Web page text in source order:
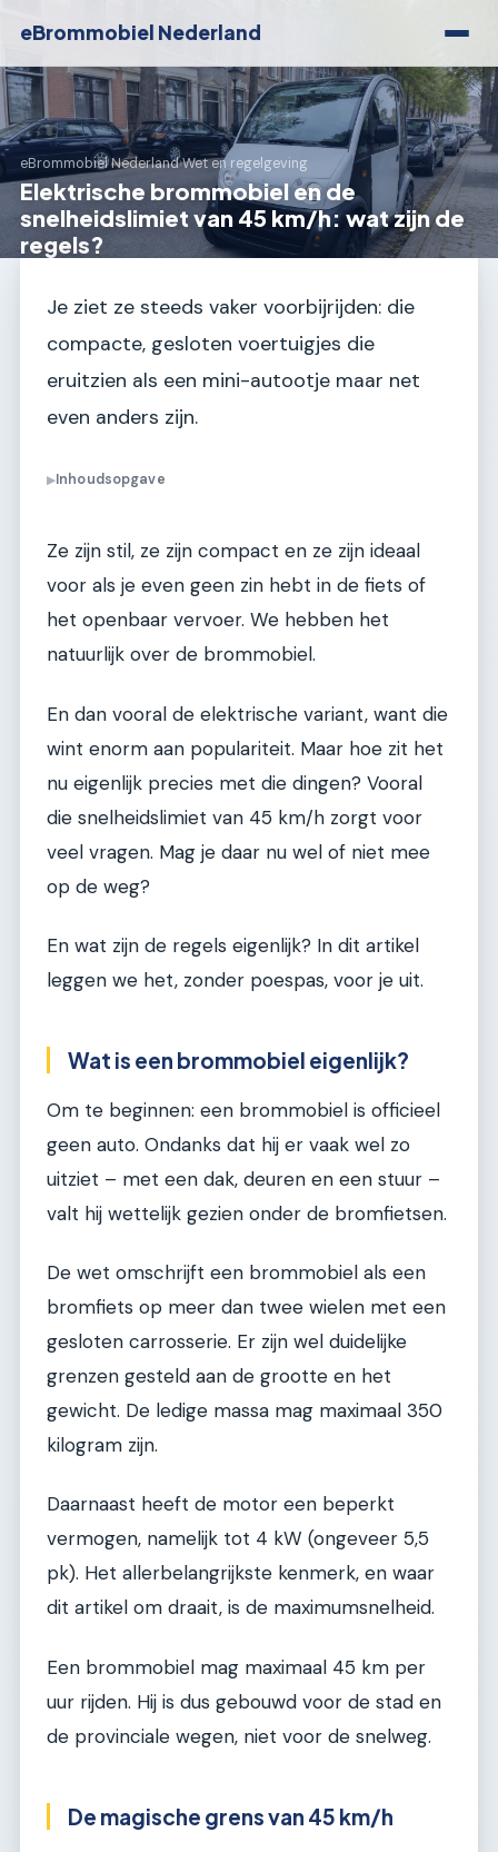
eBrommobiel Nederland
eBrommobiel Nederland›Wet en regelgeving
Elektrische brommobiel en de
snelheidslimiet van 45 km/h: wat zijn de
regels?
Je ziet ze steeds vaker voorbijrijden: die
compacte, gesloten voertuigjes die
eruitzien als een mini-autootje maar net
even anders zijn.
▶Inhoudsopgave
Ze zijn stil, ze zijn compact en ze zijn ideaal
voor als je even geen zin hebt in de fiets of
het openbaar vervoer. We hebben het
natuurlijk over de brommobiel.
En dan vooral de elektrische variant, want die
wint enorm aan populariteit. Maar hoe zit het
nu eigenlijk precies met die dingen? Vooral
die snelheidslimiet van 45 km/h zorgt voor
veel vragen. Mag je daar nu wel of niet mee
op de weg?
En wat zijn de regels eigenlijk? In dit artikel
leggen we het, zonder poespas, voor je uit.
Wat is een brommobiel eigenlijk?
Om te beginnen: een brommobiel is officieel
geen auto. Ondanks dat hij er vaak wel zo
uitziet – met een dak, deuren en een stuur –
valt hij wettelijk gezien onder de bromfietsen.
De wet omschrijft een brommobiel als een
bromfiets op meer dan twee wielen met een
gesloten carrosserie. Er zijn wel duidelijke
grenzen gesteld aan de grootte en het
gewicht. De ledige massa mag maximaal 350
kilogram zijn.
Daarnaast heeft de motor een beperkt
vermogen, namelijk tot 4 kW (ongeveer 5,5
pk). Het allerbelangrijkste kenmerk, en waar
dit artikel om draait, is de maximumsnelheid.
Een brommobiel mag maximaal 45 km per
uur rijden. Hij is dus gebouwd voor de stad en
de provinciale wegen, niet voor de snelweg.
De magische grens van 45 km/h